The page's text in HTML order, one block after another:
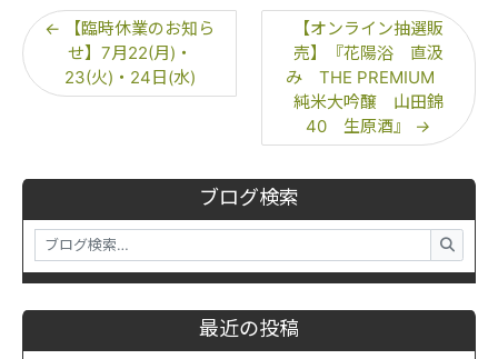
ブログ検索
最近の投稿
← 【臨時休業のお知ら
せ】7月22(月)・
23(火)・24日(水)
【オンライン抽選販
売】『花陽浴 直汲
み THE PREMIUM
純米大吟醸 山田錦
40 生原酒』 →